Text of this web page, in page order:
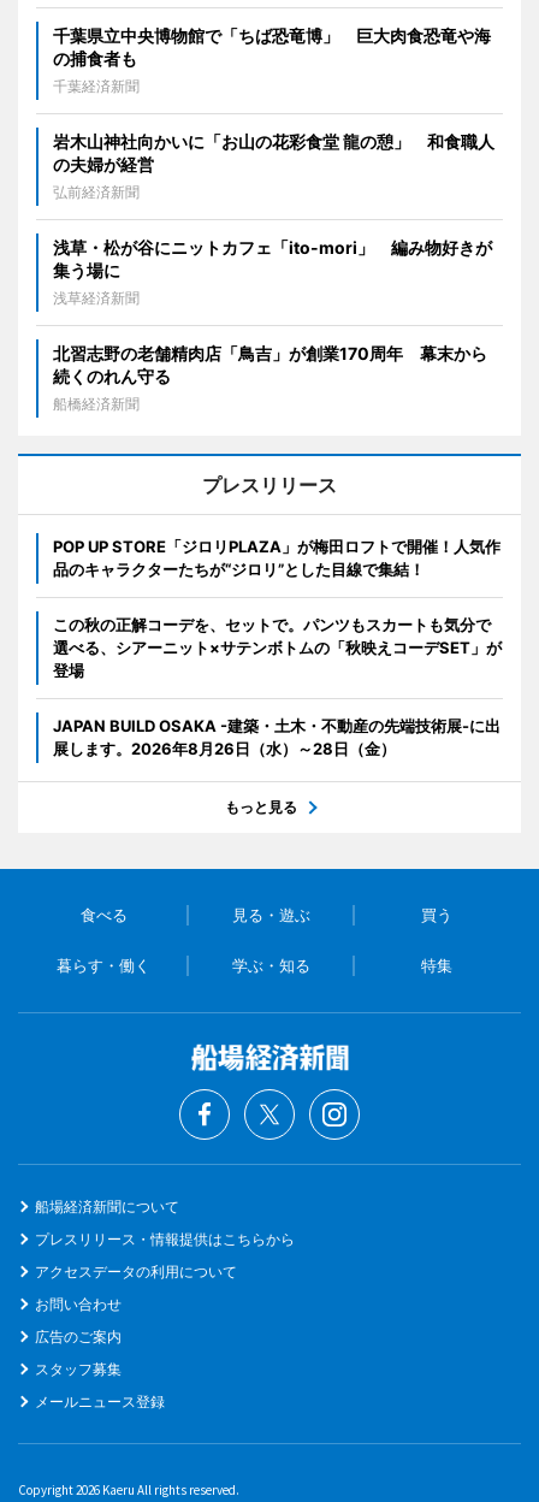
千葉県立中央博物館で「ちば恐竜博」 巨大肉食恐竜や海
の捕食者も
千葉経済新聞
岩木山神社向かいに「お山の花彩食堂 龍の憩」 和食職人
の夫婦が経営
弘前経済新聞
浅草・松が谷にニットカフェ「ito-mori」 編み物好きが
集う場に
浅草経済新聞
北習志野の老舗精肉店「鳥吉」が創業170周年 幕末から
続くのれん守る
船橋経済新聞
プレスリリース
POP UP STORE「ジロリPLAZA」が梅田ロフトで開催！人気作
品のキャラクターたちが“ジロリ”とした目線で集結！
この秋の正解コーデを、セットで。パンツもスカートも気分で
選べる、シアーニット×サテンボトムの「秋映えコーデSET」が
登場
JAPAN BUILD OSAKA -建築・土木・不動産の先端技術展-に出
展します。2026年8月26日（水）～28日（金）
もっと見る
食べる 見る・遊ぶ 買う
暮らす・働く 学ぶ・知る 特集
船場経済新聞について
プレスリリース・情報提供はこちらから
アクセスデータの利用について
お問い合わせ
広告のご案内
スタッフ募集
メールニュース登録
Copyright 2026 Kaeru All rights reserved.